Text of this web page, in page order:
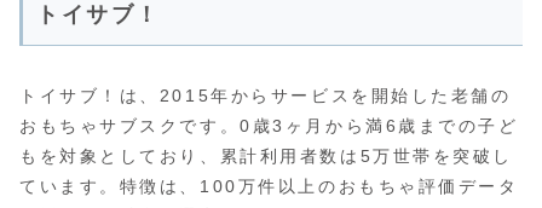
トイサブ！
トイサブ！は、2015年からサービスを開始した老舗の
おもちゃサブスクです。0歳3ヶ月から満6歳までの子ど
もを対象としており、累計利用者数は5万世帯を突破し
ています。特徴は、100万件以上のおもちゃ評価データ